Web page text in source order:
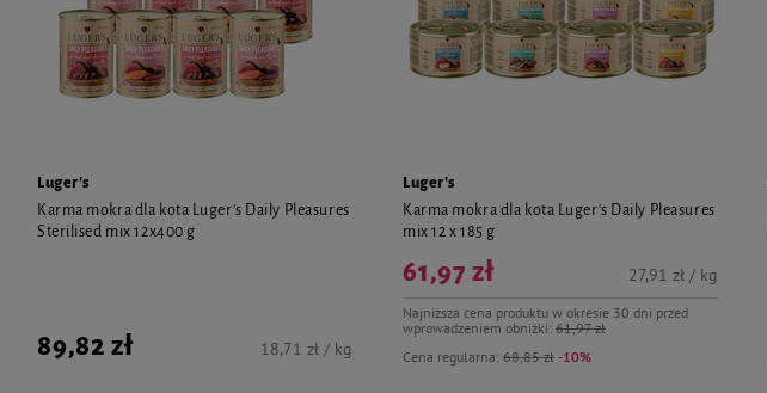
Luger's
Karma mokra dla kota Luger's Daily Pleasures
Sterilised mix 12x400 g
89,82 zł 18,71 zł / kg
Luger's
Karma mokra dla kota Luger's Daily Pleasures
mix 12 x 185 g
Cena regularna: 68,85 zł -10%
61,97 zł
Najniższa cena produktu w okresie 30 dni przed
wprowadzeniem obniżki: 61,97 zł
27,91 zł / kg